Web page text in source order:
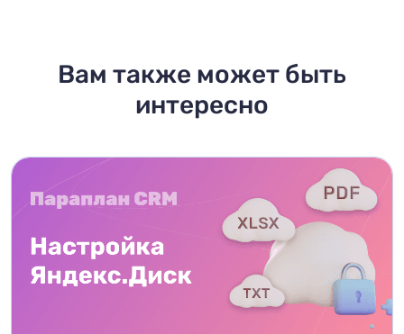
Вам также может быть
интересно